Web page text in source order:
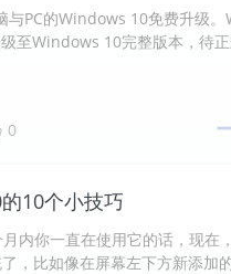
与PC的Windows 10免费升级。
至Windows 10完整版本，待
0
10个小技巧
内你一直在使用它的话，现在，
，比如像在屏幕左下方新添加